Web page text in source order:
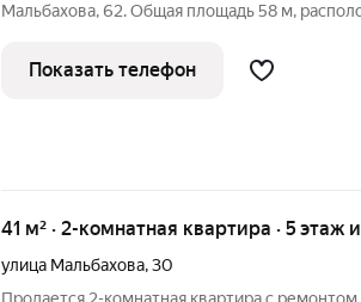
Мальбахова, 62. Общая площадь 58 м,
полностью готова к проживанию, мебель
владельцам. Планировка
Показать телефон
41 м² · 2-комнатная квартира · 5 этаж
улица Мальбахова,30